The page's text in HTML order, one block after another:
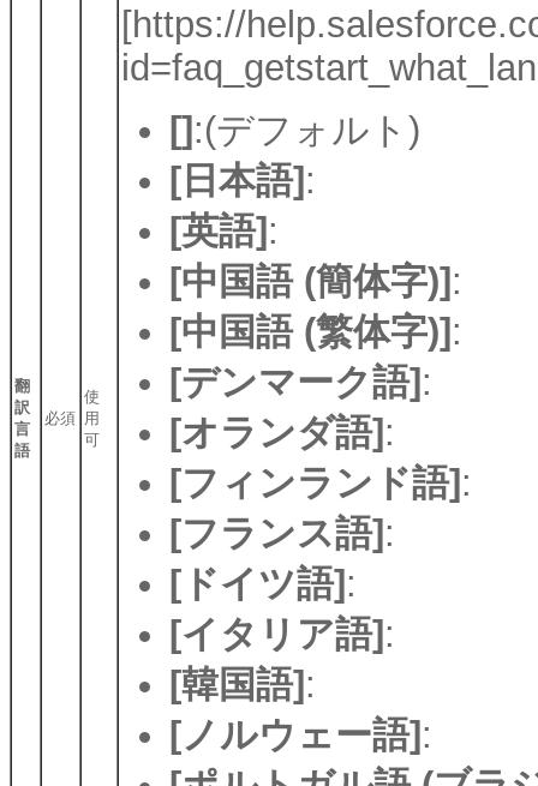
翻
訳
言
語
必須
使
用
可
[https://
[] :(デフォルト)
[日本語] :
[英語] :
[中国語 (簡体字)] :
[中国語 (繁体字)] :
[デンマーク語] :
[オランダ語] :
[フィンランド語] :
[フランス語] :
[ドイツ語] :
[イタリア語] :
[韓国語] :
[ノルウェー語] :